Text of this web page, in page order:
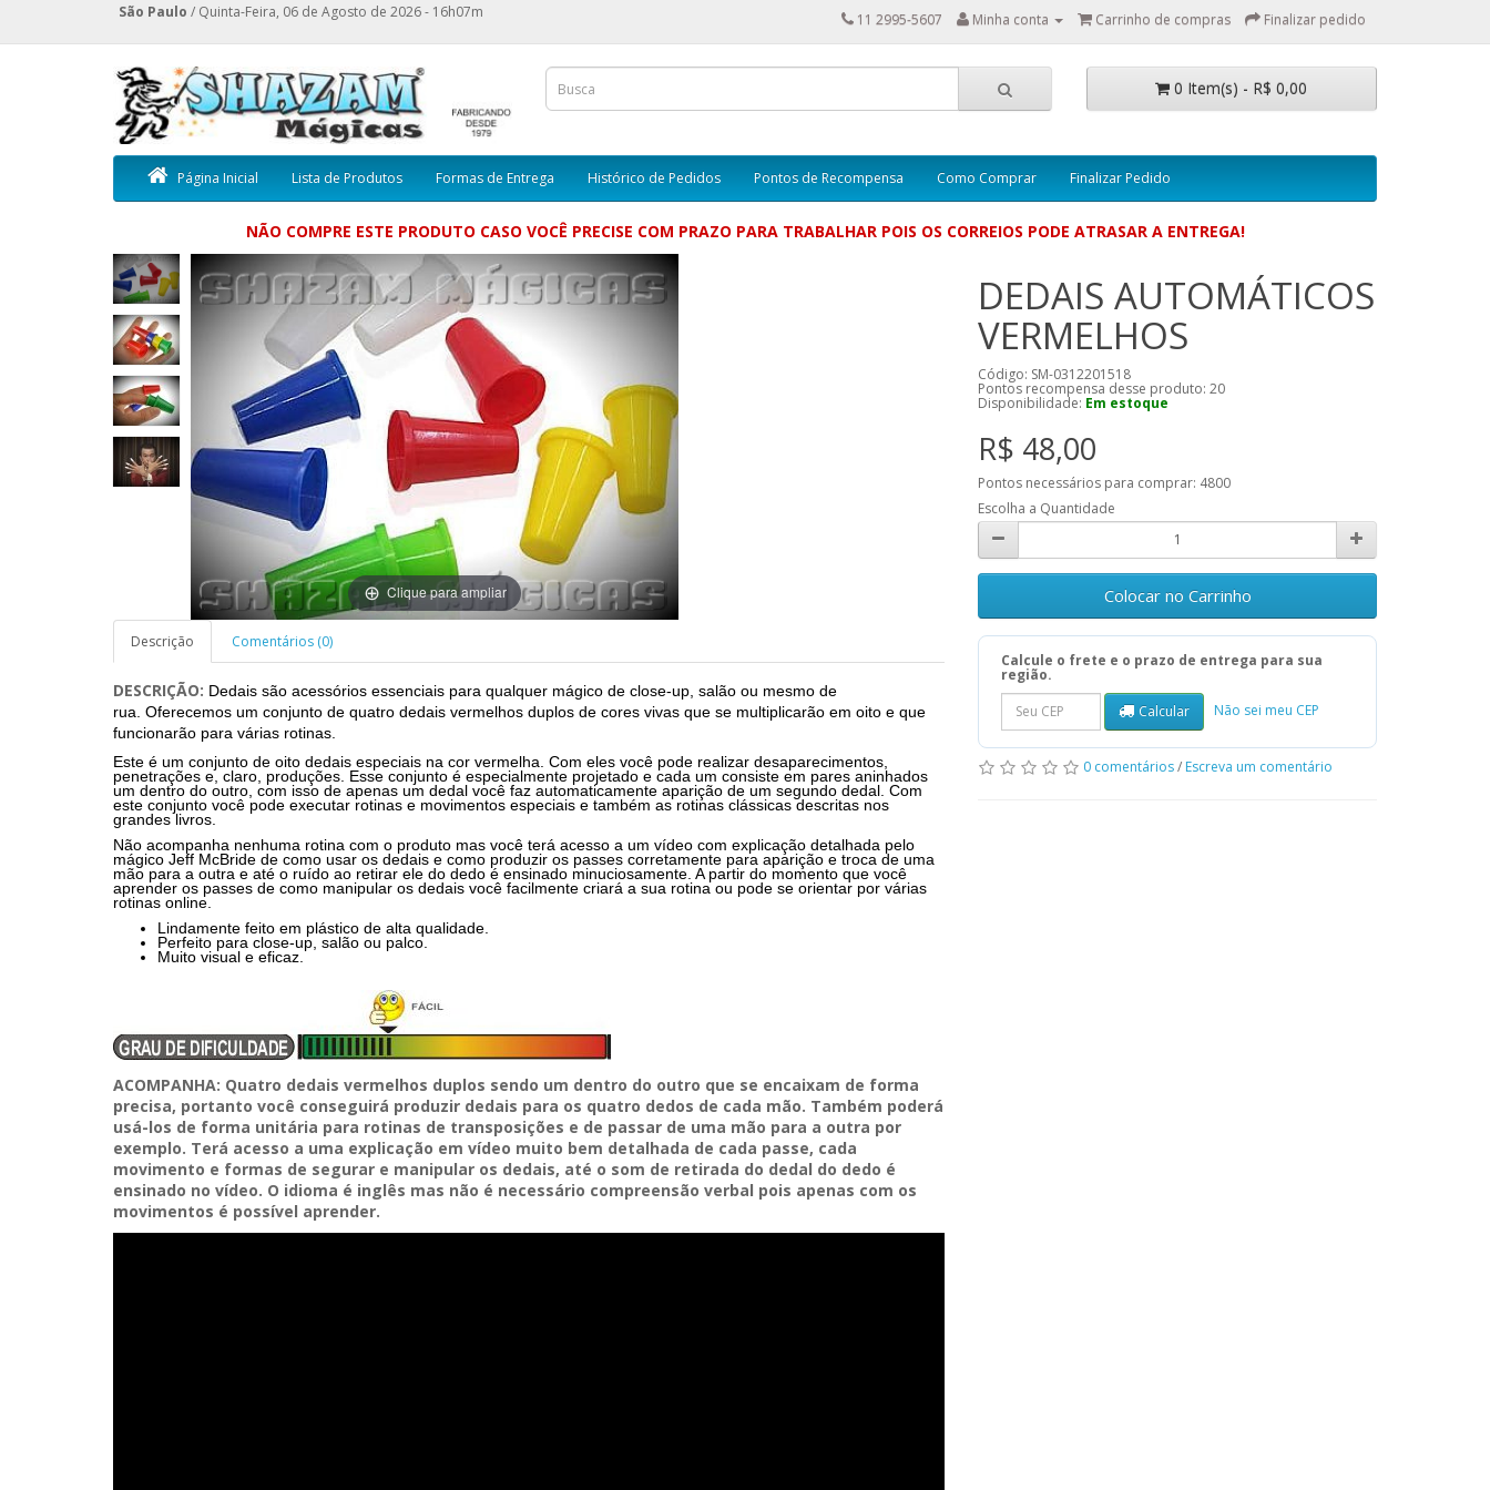
São Paulo / Quinta-Feira, 06 de Agosto de 2026 - 16h07m 11 2995-5607 Minha conta Carrinho de compras Finalizar pedido
0 Item(s) - R$ 0,00
Página Inicial Lista de Produtos Formas de Entrega Histórico de Pedidos Pontos de Recompensa Como Comprar Finalizar Pedido
NÃO COMPRE ESTE PRODUTO CASO VOCÊ PRECISE COM PRAZO PARA TRABALHAR POIS OS CORREIOS PODE ATRASAR A ENTREGA!
Clique para ampliar
Descrição Comentários (0)
DESCRIÇÃO: Dedais são acessórios essenciais para qualquer mágico de close-up, salão ou mesmo de
rua. Oferecemos um conjunto de quatro dedais vermelhos duplos de cores vivas que se multiplicarão em oito e que
funcionarão para várias rotinas.
Este é um conjunto de oito dedais especiais na cor vermelha. Com eles você pode realizar desaparecimentos,
penetrações e, claro, produções. Esse conjunto é especialmente projetado e cada um consiste em pares aninhados
um dentro do outro, com isso de apenas um dedal você faz automaticamente aparição de um segundo dedal. Com
este conjunto você pode executar rotinas e movimentos especiais e também as rotinas clássicas descritas nos
grandes livros.
Não acompanha nenhuma rotina com o produto mas você terá acesso a um vídeo com explicação detalhada pelo
mágico Jeff McBride de como usar os dedais e como produzir os passes corretamente para aparição e troca de uma
mão para a outra e até o ruído ao retirar ele do dedo é ensinado minuciosamente. A partir do momento que você
aprender os passes de como manipular os dedais você facilmente criará a sua rotina ou pode se orientar por várias
rotinas online.
Lindamente feito em plástico de alta qualidade.
Perfeito para close-up, salão ou palco.
Muito visual e eficaz.
ACOMPANHA: Quatro dedais vermelhos duplos sendo um dentro do outro que se encaixam de forma
precisa, portanto você conseguirá produzir dedais para os quatro dedos de cada mão. Também poderá
usá-los de forma unitária para rotinas de transposições e de passar de uma mão para a outra por
exemplo. Terá acesso a uma explicação em vídeo muito bem detalhada de cada passe, cada
movimento e formas de segurar e manipular os dedais, até o som de retirada do dedal do dedo é
ensinado no vídeo. O idioma é inglês mas não é necessário compreensão verbal pois apenas com os
movimentos é possível aprender.
DEDAIS AUTOMÁTICOS
VERMELHOS
Código: SM-0312201518
Pontos recompensa desse produto: 20
Disponibilidade: Em estoque
R$ 48,00
Pontos necessários para comprar: 4800
Escolha a Quantidade
Colocar no Carrinho
Calcule o frete e o prazo de entrega para sua
região.
Calcular
Não sei meu CEP
0 comentários/ Escreva um comentário